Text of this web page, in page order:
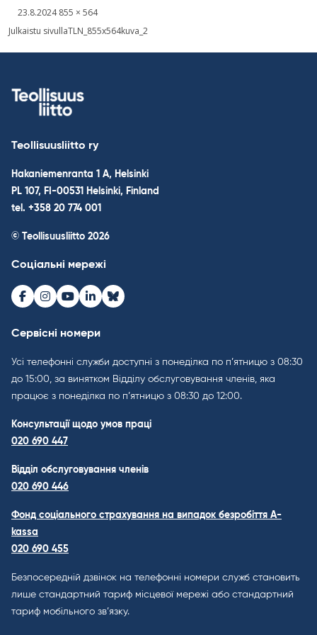
Kirjoitettu
23.8.2024 Täysikokoinen
855 × 564
Post
Julkaistu sivullaTLN_855x564kuva_2
Teollisuusliitto ry
Hakaniemenranta 1 A, Helsinki
PL 107, FI-00531 Helsinki, Finland
tel. +358 20 774 001
© Teollisuusliitto 2026
Соціальні мережі
Facebook
Instagram
Youtube
LinkedInBluesky
Сервісні номери
Усі телефонні служби доступні з понеділка по п’ятницю з 08:30
до 15:00, за винятком Відділу обслуговування членів, яка
працює з понеділка по п’ятницю з 08:30 до 12:00.
Консультації щодо умов праці
020 690 447
Відділ обслуговування членів
020 690 446
Фонд соціального страхування на випадок безробіття A-
kassa
020 690 455
Безпосередній дзвінок на телефонні номери служб становить
лише стандартний тариф місцевої мережі або стандартний
тариф мобільного зв’язку.